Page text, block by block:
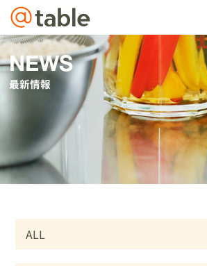
NEWS
最新情報